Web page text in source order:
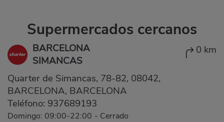
Supermercados cercanos
BARCELONA
SIMANCAS
0 km
Quarter de Simancas, 78-82, 08042,
BARCELONA, BARCELONA
Teléfono: 937689193
Domingo: 09:00-22:00 - Cerrado